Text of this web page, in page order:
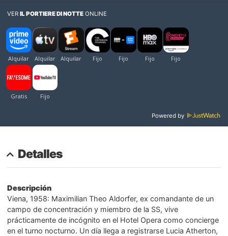
VERIL PORTIERE DI NOTTE ONLINE
Powered by
Detalles
Descripción
Viena, 1958: Maximilian Theo Aldorfer, ex comandante de un
campo de concentración y miembro de la SS, vive
prácticamente de incógnito en el Hotel Opera como concierge
en el turno nocturno. Un día llega a registrarse Lucia Atherton,